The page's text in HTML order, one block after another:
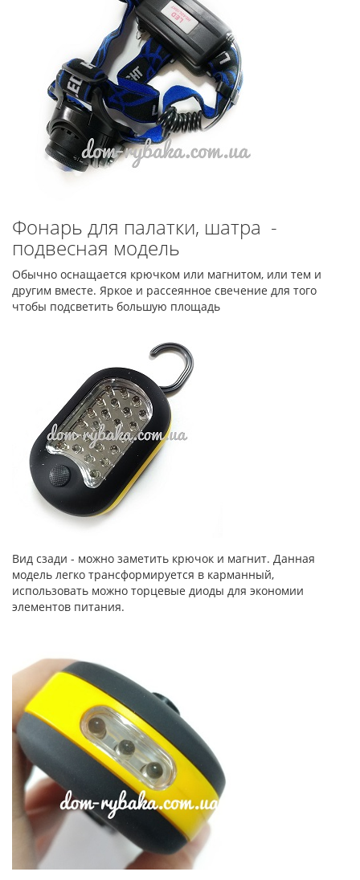
Фонарь для палатки, шатра -
подвесная модель
Обычно оснащается крючком или магнитом, или тем и
другим вместе. Яркое и рассеянное свечение для того
чтобы подсветить большую площадь
Вид сзади - можно заметить крючок и магнит. Данная
модель легко трансформируется в карманный,
использовать можно торцевые диоды для экономии
элементов питания.